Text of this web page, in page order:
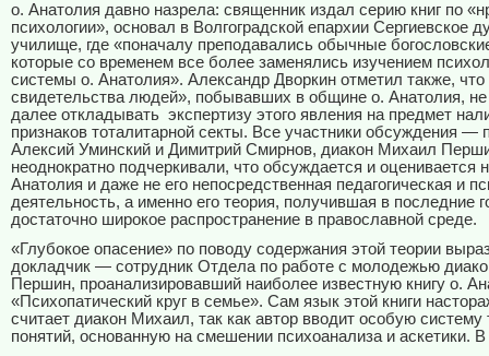
о. Анатолия давно назрела: священник издал серию книг по
психологии», основал в Волгоградской епархии Сергиевское
училище, где «поначалу преподавались обычные
которые со временем все более заменялись изучением
системы о. Анатолия». Александр Дворкин отметил также,
свидетельства людей», побывавших в общине о. Анатолия,
далее откладывать экспертизу этого явления на предмет
признаков тоталитарной секты. Все участники обсуждения —
Алексий Уминский и Димитрий Смирнов, диакон Михаил
неоднократно подчеркивали, что обсуждается и оценивается
Анатолия и даже не его непосредственная педагогическая и
деятельность, а именно его теория, получившая в последние
достаточно широкое распространение в православной среде.
«Глубокое опасение» по поводу содержания этой теории
докладчик — сотрудник Отдела по работе с молодежью
Першин, проанализировавший наиболее известную книгу о.
«Психопатический круг в семье». Сам язык этой книги
считает диакон Михаил, так как автор вводит особую систему
понятий, основанную на смешении психоанализа и аскетики. В